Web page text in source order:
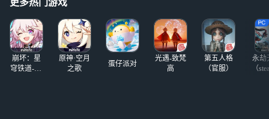
更多热门游戏
崩坏：星
穹铁道-4.4
原神·空月
之歌
蛋仔派对
光遇-致梵
高
第五人格
（官服）
永劫
（